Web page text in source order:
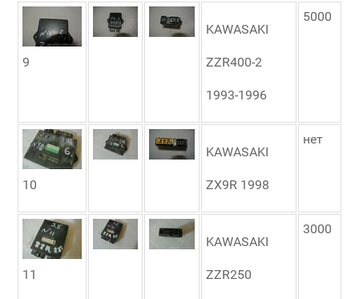
9
KAWASAKI
ZZR400-2
1993-1996
5000
10
KAWASAKI
ZX9R 1998
нет
11
KAWASAKI
ZZR250
3000